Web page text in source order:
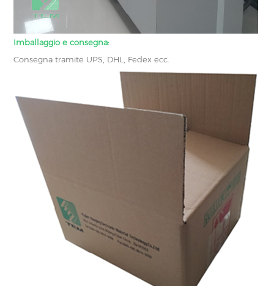
Imballaggio e consegna:
Consegna tramite UPS, DHL, Fedex ecc.